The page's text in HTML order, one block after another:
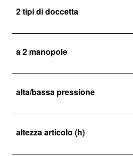
2 tipi di doccetta
a 2 manopole
alta/bassa pressione
altezza articolo (h)